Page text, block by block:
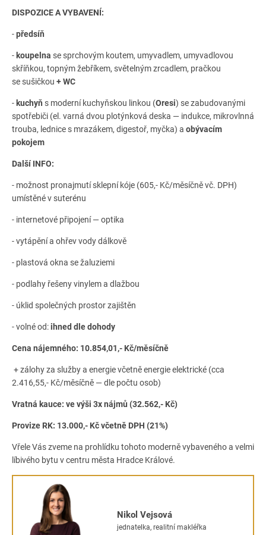
DISPOZICE A VYBAVENÍ:
-předsíň
- koupelna se sprchovým koutem, umyvadlem, umyvadlovou
skříňkou, topným žebříkem, světelným zrcadlem, pračkou
se sušičkou + WC
- kuchyň s moderní kuchyňskou linkou (Oresi) se zabudovanými
spotřebiči (el. varná dvou plotýnková deska — indukce, mikrovlnná
trouba, lednice s mrazákem, digestoř, myčka) a obývacím
pokojem
Další INFO:
- možnost pronajmutí sklepní kóje (605,- Kč/měsíčně vč. DPH)
umístěné v suterénu
- internetové připojení — optika
- vytápění a ohřev vody dálkově
- plastová okna se žaluziemi
- podlahy řešeny vinylem a dlažbou
- úklid společných prostor zajištěn
- volné od:ihned dle dohody
Cena nájemného: 10.854,01,- Kč/měsíčně
+ zálohy za služby a energie včetně energie elektrické (cca
2.416,55,- Kč/měsíčně — dle počtu osob)
Vratná kauce: ve výši 3x nájmů (32.562,- Kč)
Provize RK: 13.000,- Kč včetně DPH (21%)
Vřele Vás zveme na prohlídku tohoto moderně vybaveného a velmi
líbivého bytu v centru města Hradce Králové.
Nikol Vejsová
jednatelka, realitní makléřka